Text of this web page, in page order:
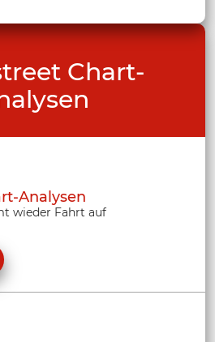
Chart-
Analysen
wieder Fahrt auf